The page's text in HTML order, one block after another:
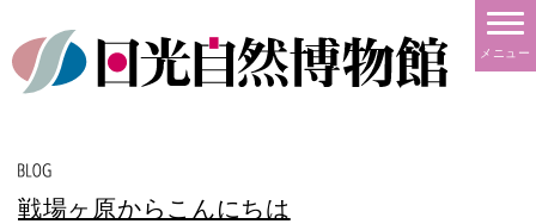
メニュー
戦場ヶ原からこんにちは